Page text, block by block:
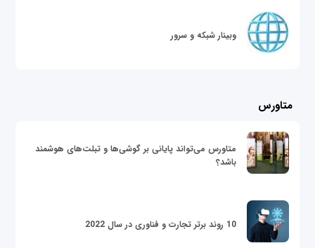
وبینار شبکه و سرور
متاورس
متاورس می‌تواند پایانی بر گوشی‌ها و تبلت‌های هوشمند
باشد؟
10 روند برتر تجارت و فناوری در سال 2022